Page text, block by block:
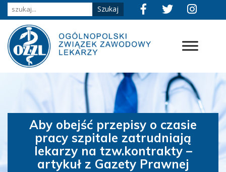
Aby obejść przepisy o czasie
pracy szpitale zatrudniają
lekarzy na tzw.kontrakty –
artykuł z Gazety Prawnej